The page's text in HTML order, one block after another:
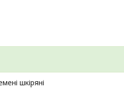
шкіряні